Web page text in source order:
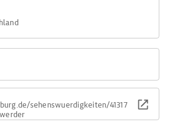
sehenswuerdigkeiten/41317